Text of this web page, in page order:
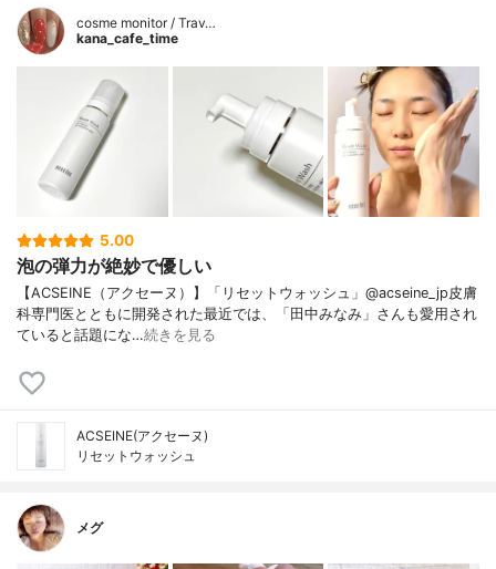
cosme monitor / Trav…
kana_cafe_time
5.00
泡の弾力が絶妙で優しい
【ACSEINE（アクセーヌ）】「リセットウォッシュ」@acseine_jp皮膚
科専門医とともに開発された最近では、「田中みなみ」さんも愛用され
ていると話題にな…続きを見る
ACSEINE(アクセーヌ)
リセットウォッシュ
メグ